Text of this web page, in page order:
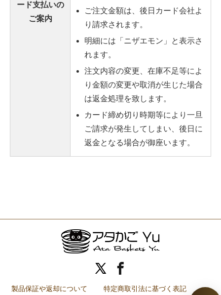
ード支払いの
ご案内
ご注文金額は、後日カード会社よ
り請求されます。
明細には「ニザエモン」と表示さ
れます。
注文内容の変更、在庫不足等によ
り金額の変更や取消が生じた場合
は返金処理を致します。
カード締め切り時期等により一旦
ご請求が発生してしまい、後日に
返金となる場合が御座います。
製品保証や返却について 特定商取引法に基づく表記